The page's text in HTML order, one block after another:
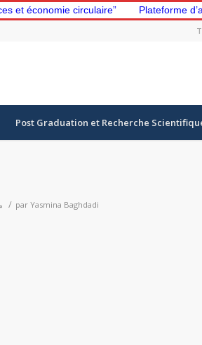
circulaire” Plateforme
Post Graduation et Recherche
/ par Yasmina Baghdadi